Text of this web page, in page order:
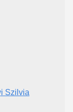
Szilvia